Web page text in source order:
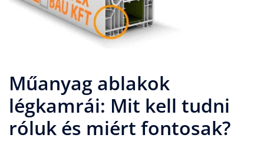
Műanyag ablakok
légkamrái: Mit kell tudni
róluk és miért fontosak?